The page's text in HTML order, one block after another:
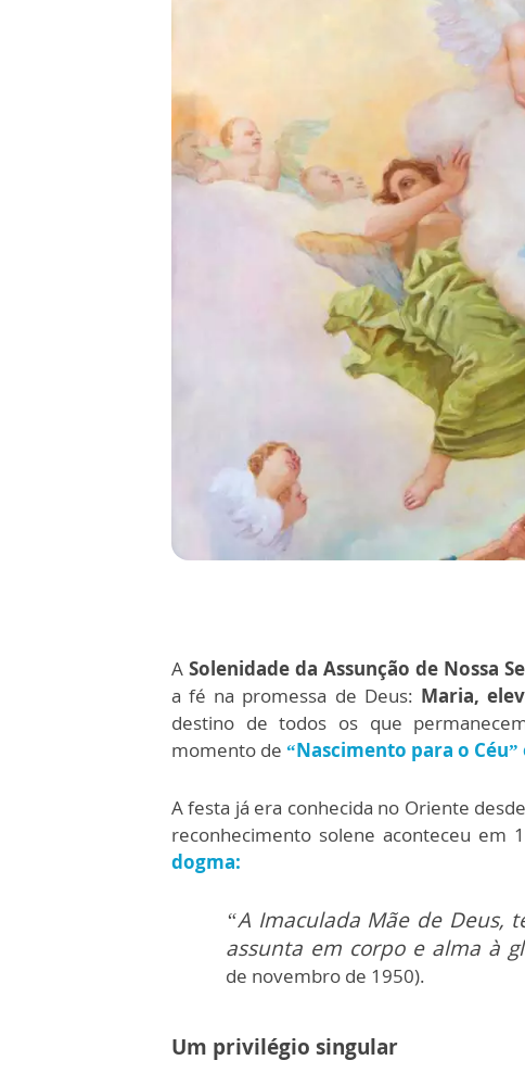
A Solenidade da Assunção de Nossa
a fé na promessa de Deus: Maria,
destino de todos os que
momento de “Nascimento para o
A festa já era conhecida no Oriente
reconhecimento solene aconteceu em
dogma:
“A Imaculada Mãe de Deus,
assunta em corpo e alma à
de novembro de 1950).
Um privilégio singular